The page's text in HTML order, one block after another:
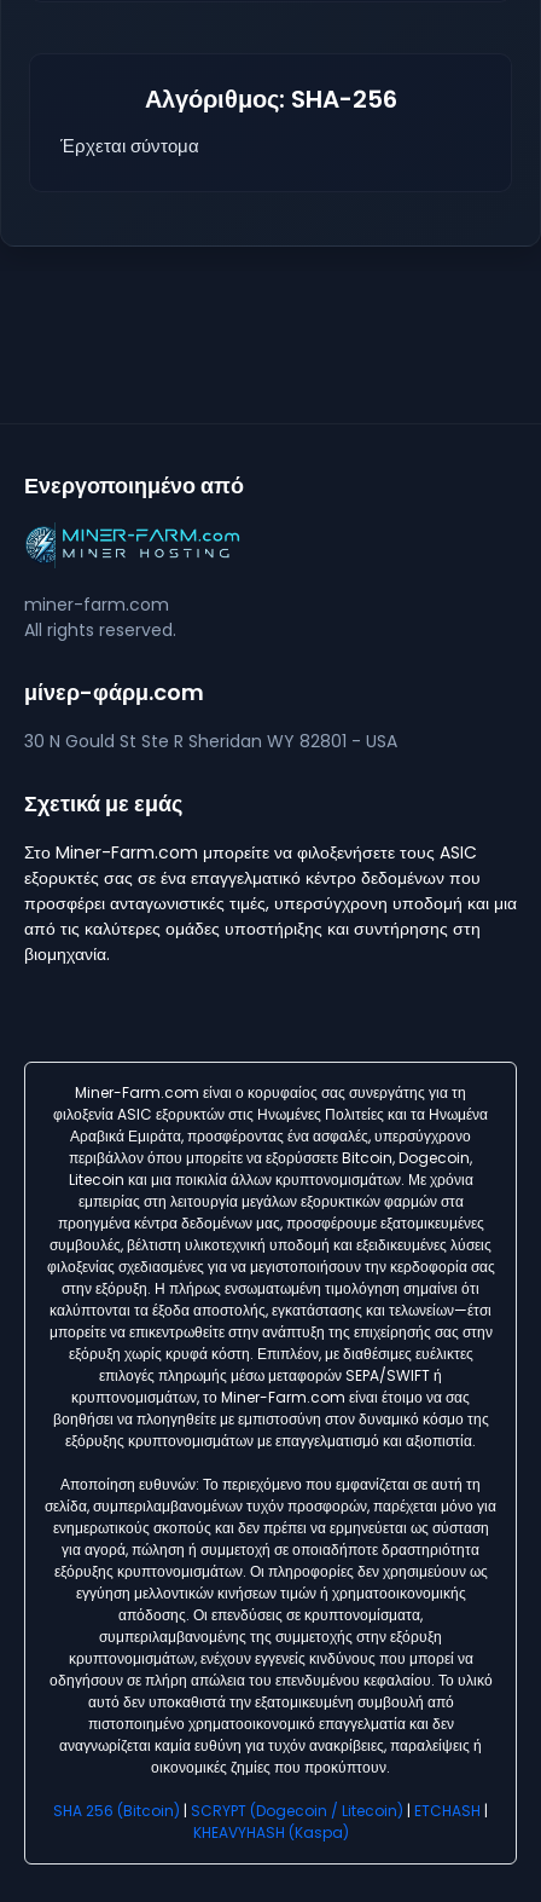
Αλγόριθμος: SHA-256
Έρχεται σύντομα
Ενεργοποιημένο από
miner-farm.com
All rights reserved.
μίνερ-φάρμ.com
30 N Gould St Ste R Sheridan WY 82801 - USA
Σχετικά με εμάς
Στο Miner-Farm.com μπορείτε να φιλοξενήσετε τους ASIC
εξορυκτές σας σε ένα επαγγελματικό κέντρο δεδομένων που
προσφέρει ανταγωνιστικές τιμές, υπερσύγχρονη υποδομή και μια
από τις καλύτερες ομάδες υποστήριξης και συντήρησης στη
βιομηχανία.
Miner-Farm.com είναι ο κορυφαίος σας συνεργάτης για τη
φιλοξενία ASIC εξορυκτών στις Ηνωμένες Πολιτείες και τα Ηνωμένα
Αραβικά Εμιράτα, προσφέροντας ένα ασφαλές, υπερσύγχρονο
περιβάλλον όπου μπορείτε να εξορύσσετε Bitcoin, Dogecoin,
Litecoin και μια ποικιλία άλλων κρυπτονομισμάτων. Με χρόνια
εμπειρίας στη λειτουργία μεγάλων εξορυκτικών φαρμών στα
προηγμένα κέντρα δεδομένων μας, προσφέρουμε εξατομικευμένες
συμβουλές, βέλτιστη υλικοτεχνική υποδομή και εξειδικευμένες λύσεις
φιλοξενίας σχεδιασμένες για να μεγιστοποιήσουν την κερδοφορία σας
στην εξόρυξη. Η πλήρως ενσωματωμένη τιμολόγηση σημαίνει ότι
καλύπτονται τα έξοδα αποστολής, εγκατάστασης και τελωνείων—έτσι
μπορείτε να επικεντρωθείτε στην ανάπτυξη της επιχείρησής σας στην
εξόρυξη χωρίς κρυφά κόστη. Επιπλέον, με διαθέσιμες ευέλικτες
επιλογές πληρωμής μέσω μεταφορών SEPA/SWIFT ή
κρυπτονομισμάτων, το Miner-Farm.com είναι έτοιμο να σας
βοηθήσει να πλοηγηθείτε με εμπιστοσύνη στον δυναμικό κόσμο της
εξόρυξης κρυπτονομισμάτων με επαγγελματισμό και αξιοπιστία.
Αποποίηση ευθυνών: Το περιεχόμενο που εμφανίζεται σε αυτή τη
σελίδα, συμπεριλαμβανομένων τυχόν προσφορών, παρέχεται μόνο για
ενημερωτικούς σκοπούς και δεν πρέπει να ερμηνεύεται ως σύσταση
για αγορά, πώληση ή συμμετοχή σε οποιαδήποτε δραστηριότητα
εξόρυξης κρυπτονομισμάτων. Οι πληροφορίες δεν χρησιμεύουν ως
εγγύηση μελλοντικών κινήσεων τιμών ή χρηματοοικονομικής
απόδοσης. Οι επενδύσεις σε κρυπτονομίσματα,
συμπεριλαμβανομένης της συμμετοχής στην εξόρυξη
κρυπτονομισμάτων, ενέχουν εγγενείς κινδύνους που μπορεί να
οδηγήσουν σε πλήρη απώλεια του επενδυμένου κεφαλαίου. Το υλικό
αυτό δεν υποκαθιστά την εξατομικευμένη συμβουλή από
πιστοποιημένο χρηματοοικονομικό επαγγελματία και δεν
αναγνωρίζεται καμία ευθύνη για τυχόν ανακρίβειες, παραλείψεις ή
οικονομικές ζημίες που προκύπτουν.
SHA 256 (Bitcoin) | SCRYPT (Dogecoin / Litecoin) | ETCHASH |
KHEAVYHASH (Kaspa)